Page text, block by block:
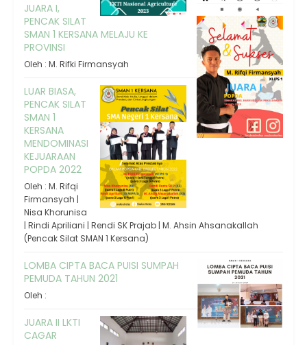
JUARA I,
PENCAK SILAT
SMAN 1 KERSANA MELAJU KE
PROVINSI
Oleh : M. Rifki Firmansyah
LUAR BIASA,
PENCAK SILAT
SMAN 1
KERSANA
MENDOMINASI
KEJUARAAN
POPDA 2022
Oleh : M. Rifqi
Firmansyah |
Nisa Khorunisa
| Rindi Apriliani | Rendi SK Prajab | M. Ahsin Ahsanakallah
(Pencak Silat SMAN 1 Kersana)
LOMBA CIPTA BACA PUISI SUMPAH
PEMUDA TAHUN 2021
Oleh :
JUARA II LKTI
CAGAR